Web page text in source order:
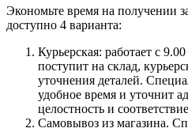
Экономьте время на получении
доступно 4 варианта:
Курьерская: работает с
поступит на склад,
уточнения деталей.
удобное время и уточнит
целостность и
Самовывоз из магазина.